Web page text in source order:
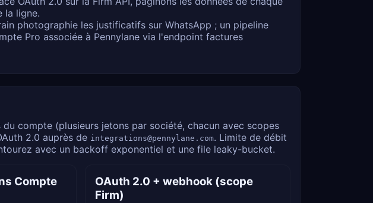
la ligne.
photographie les justificatifs sur WhatsApp ; un pipeline
Pro associée à Pennylane via l'endpoint factures
compte (plusieurs jetons par société, chacun avec scopes
2.0 auprès de integrations@pennylane.com. Limite de débit
avec un backoff exponentiel et une file leaky-bucket.
Compte
OAuth 2.0 + webhook (scope
Firm)